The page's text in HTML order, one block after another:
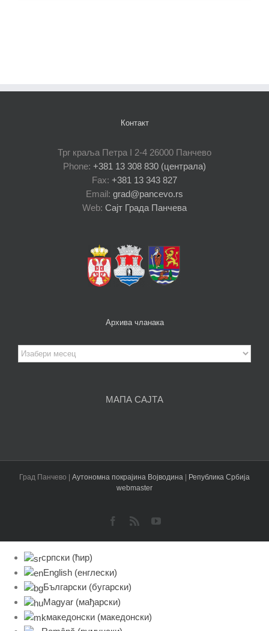
Контакт
Трг краља Петра I 2-4 26000 Панчево
Phone: +381 13 308 830 (централа)
Fax: +381 13 343 827
Email: grad@pancevo.rs
Web: Сајт Града Панчева
Архива чланака
Архива
чланака
МАПА САЈТА
Град Панчево | Аутономна покрајина Војводина
Република Србија
webmaster
Facebook
Rss YouTube
српски (ћир)
English (енглески)
Български (бугарски)
Magyar (мађарски)
македонски (македонски)